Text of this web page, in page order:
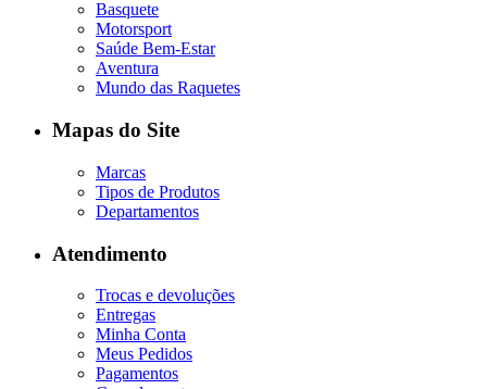
Basquete
Motorsport
Saúde Bem-Estar
Aventura
Mundo das Raquetes
Mapas do Site
Marcas
Tipos de Produtos
Departamentos
Atendimento
Trocas e devoluções
Entregas
Minha Conta
Meus Pedidos
Pagamentos